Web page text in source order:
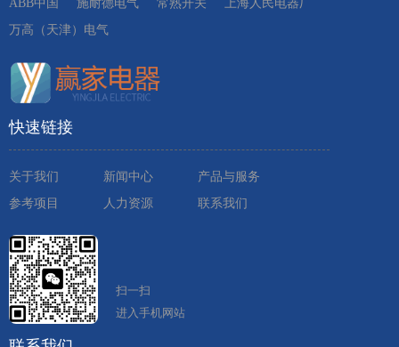
ABB中国 施耐德电气 常熟开关
上海人民电器厂
万高（天津）电气
快速链接
关于我们 新闻中心
产品与服务
参考项目
人力资源 联系我们
扫一扫
进入手机网站